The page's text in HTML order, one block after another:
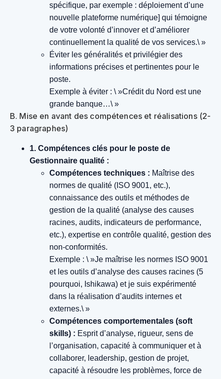
spécifique, par exemple : déploiement d’une
nouvelle plateforme numérique] qui témoigne
de votre volonté d’innover et d’améliorer
continuellement la qualité de vos services.\ »
Éviter les généralités et privilégier des
informations précises et pertinentes pour le
poste.
Exemple à éviter : \ »Crédit du Nord est une
grande banque…\ »
B. Mise en avant des compétences et réalisations (2-
3 paragraphes)
1. Compétences clés pour le poste de
Gestionnaire qualité :
Compétences techniques : Maîtrise des
normes de qualité (ISO 9001, etc.),
connaissance des outils et méthodes de
gestion de la qualité (analyse des causes
racines, audits, indicateurs de performance,
etc.), expertise en contrôle qualité, gestion des
non-conformités.
Exemple : \ »Je maîtrise les normes ISO 9001
et les outils d’analyse des causes racines (5
pourquoi, Ishikawa) et je suis expérimenté
dans la réalisation d’audits internes et
externes.\ »
Compétences comportementales (soft
skills) : Esprit d’analyse, rigueur, sens de
l’organisation, capacité à communiquer et à
collaborer, leadership, gestion de projet,
capacité à résoudre les problèmes, force de